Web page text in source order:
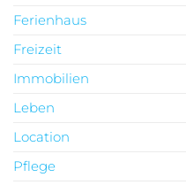
Ferienhaus
Freizeit
Immobilien
Leben
Location
Pflege